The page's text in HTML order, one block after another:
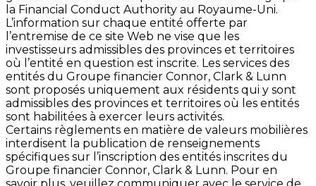
la Financial Conduct Authority au Royaume-Uni.
L’information sur chaque entité offerte par
l’entremise de ce site Web ne vise que les
investisseurs admissibles des provinces et territoires
où l’entité en question est inscrite. Les services des
entités du Groupe financier Connor, Clark & Lunn
sont proposés uniquement aux résidents qui y sont
admissibles des provinces et territoires où les entités
sont habilitées à exercer leurs activités.
Certains règlements en matière de valeurs mobilières
interdisent la publication de renseignements
spécifiques sur l’inscription des entités inscrites du
Groupe financier Connor, Clark & Lunn. Pour en